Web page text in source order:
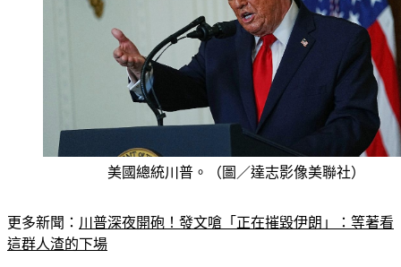
美國總統川普。（圖／達志影像美聯社）
更多新聞： 川普深夜開砲！發文嗆「正在摧毀伊朗」：等著看
這群人渣的下場